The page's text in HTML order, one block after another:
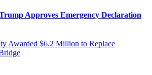
Approves Emergency Declaration